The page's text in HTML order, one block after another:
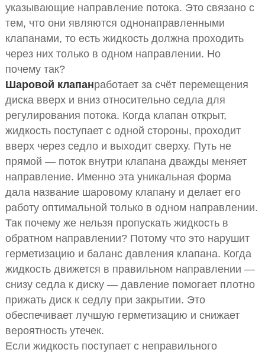
указывающие направление потока. Это связано с
тем, что они являются однонаправленными
клапанами, то есть жидкость должна проходить
через них только в одном направлении. Но
почему так?
Шаровой клапанработает за счёт перемещения
диска вверх и вниз относительно седла для
регулирования потока. Когда клапан открыт,
жидкость поступает с одной стороны, проходит
вверх через седло и выходит сверху. Путь не
прямой — поток внутри клапана дважды меняет
направление. Именно эта уникальная форма
дала название шаровому клапану и делает его
работу оптимальной только в одном направлении.
Так почему же нельзя пропускать жидкость в
обратном направлении? Потому что это нарушит
герметизацию и баланс давления клапана. Когда
жидкость движется в правильном направлении —
снизу седла к диску — давление помогает плотно
прижать диск к седлу при закрытии. Это
обеспечивает лучшую герметизацию и снижает
вероятность утечек.
Если жидкость поступает с неправильного